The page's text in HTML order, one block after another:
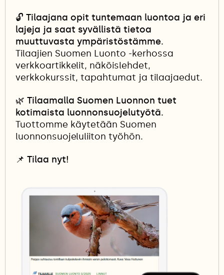
🔓 Tilaajana opit tuntemaan luontoa ja eri
lajeja ja saat syvällistä tietoa
muuttuvasta ympäristöstämme.
Tilaajien Suomen Luonto -kerhossa
verkkoartikkelit, näköislehdet,
verkkokurssit, tapahtumat ja tilaajaedut.
🌿 Tilaamalla Suomen Luonnon tuet
kotimaista luonnonsuojelutyötä.
Tuottomme käytetään Suomen
luonnonsuojeluliiton työhön.
📌 Tilaa nyt!